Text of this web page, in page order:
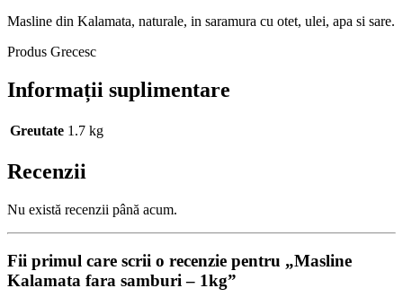
Masline din Kalamata, naturale, in saramura cu otet, ulei, apa si sare.
Produs Grecesc
Informații suplimentare
Greutate 1.7 kg
Recenzii
Nu există recenzii până acum.
Fii primul care scrii o recenzie pentru „Masline
Kalamata fara samburi – 1kg”